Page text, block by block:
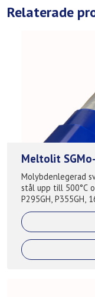
Relaterade
Meltolit
Molybdenlegerad
stål upp till 500°C och
P295GH, P355GH,
S420, A210, A285,